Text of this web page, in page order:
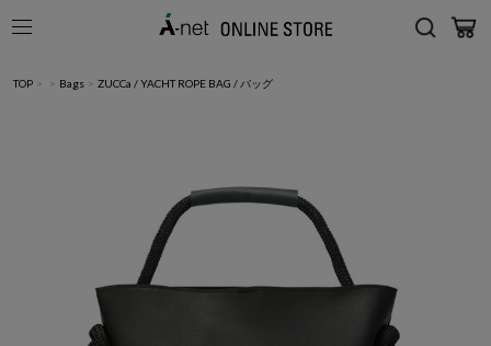
TOP > > Bags > ZUCCa / YACHT ROPE BAG / バッグ